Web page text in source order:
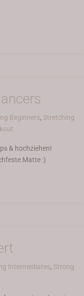
Beginners, Stretching
& hochziehen!
Matte :)
Intermediates, Strong